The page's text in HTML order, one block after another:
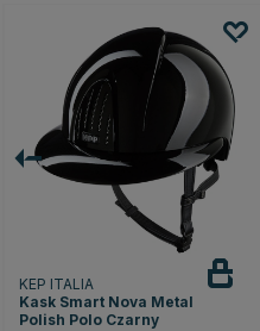
KEP ITALIA
Kask Smart Nova Metal
Polish Polo Czarny